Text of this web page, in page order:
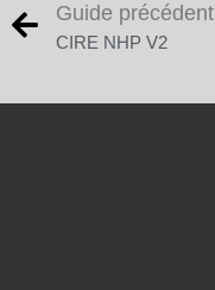
Guide précédent
CIRE NHP V2